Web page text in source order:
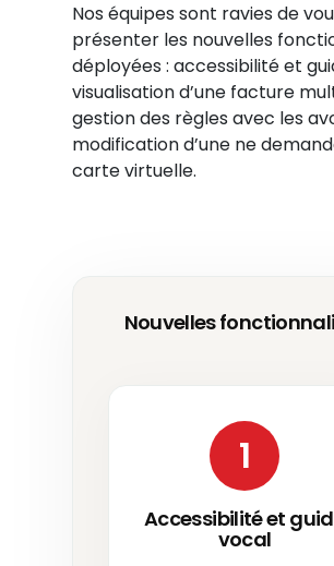
Nos équipes sont ravies de
présenter les nouvelles
déployées : accessibilité et
visualisation d’une facture
gestion des règles avec les
modification d’une ne
carte virtuelle.
Nouvelles
1
Accessibilité et
vocal